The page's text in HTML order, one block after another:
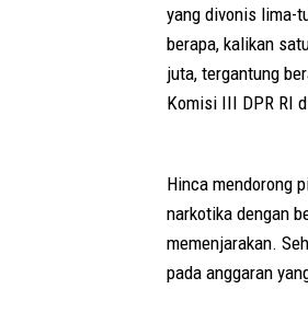
yang divonis lima-
berapa, kalikan
juta, tergantung
Komisi III DPR RI
Hinca mendorong
narkotika dengan
memenjarakan.
pada anggaran